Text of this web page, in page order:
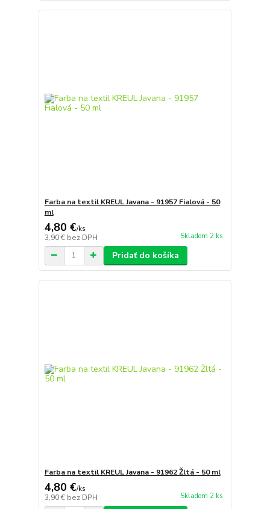
Farba na textil KREUL Javana - 91957 Fialová - 50
ml
4,80 €/ks
3,90 € bez DPH Skladom 2 ks
Pridať do košíka
Farba na textil KREUL Javana - 91962 Žltá - 50 ml
4,80 €/ks
3,90 € bez DPH Skladom 2 ks